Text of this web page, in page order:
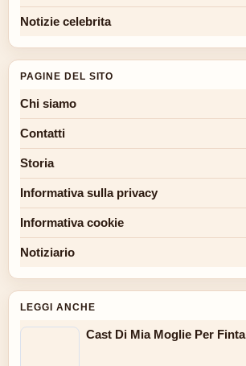
Notizie celebrita
PAGINE DEL SITO
Chi siamo
Contatti
Storia
Informativa sulla privacy
Informativa cookie
Notiziario
LEGGI ANCHE
Cast Di Mia Moglie Per Finta